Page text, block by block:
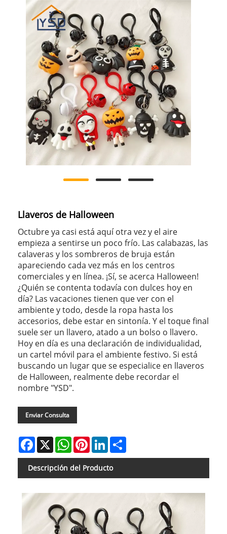
Llaveros de Halloween
Octubre ya casi está aquí otra vez y el aire
empieza a sentirse un poco frío. Las calabazas, las
calaveras y los sombreros de bruja están
apareciendo cada vez más en los centros
comerciales y en línea. ¡Sí, se acerca Halloween!
¿Quién se contenta todavía con dulces hoy en
día? Las vacaciones tienen que ver con el
ambiente y todo, desde la ropa hasta los
accesorios, debe estar en sintonía. Y el toque final
suele ser un llavero, atado a un bolso o llavero.
Hoy en día es una declaración de individualidad,
un cartel móvil para el ambiente festivo. Si está
buscando un lugar que se especialice en llaveros
de Halloween, realmente debe recordar el
nombre "YSD".
Enviar Consulta
Facebook
X WhatsAppPinterestLinkedIn
Descripción del Producto